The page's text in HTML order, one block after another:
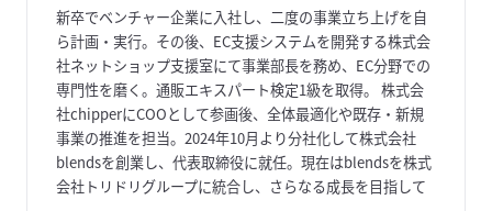
新卒でベンチャー企業に入社し、二度の事業立ち上げを自
ら計画・実行。その後、EC支援システムを開発する株式会
社ネットショップ支援室にて事業部長を務め、EC分野での
専門性を磨く。通販エキスパート検定1級を取得。 株式会
社chipperにCOOとして参画後、全体最適化や既存・新規
事業の推進を担当。2024年10月より分社化して株式会社
blendsを創業し、代表取締役に就任。現在はblendsを株式
会社トリドリグループに統合し、さらなる成長を目指して